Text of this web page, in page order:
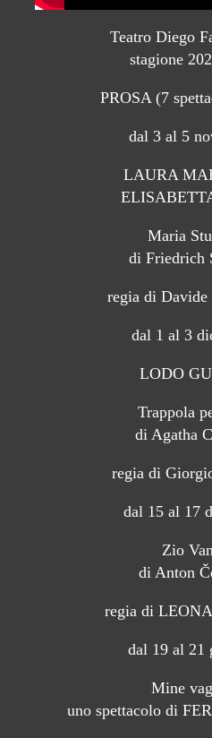
Teatro Diego
stagione
PROSA (7
dal 3 al 5
LAURA
Maria
di Friedrich
regia di
dal 1 al 3
LODO
Trappola
di Agatha
regia di
dal 15 al 17
Zio
di Anton
regia di
dal 19 al 21
Mine
uno spettacolo di